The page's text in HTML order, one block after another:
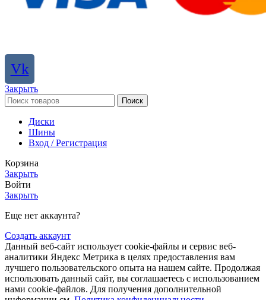
Vk
Закрыть
Поиск
Диски
Шины
Вход / Регистрация
Корзина
Закрыть
Войти
Закрыть
Еще нет аккаунта?
Создать аккаунт
Данный веб-сайт использует cookie-файлы и сервис веб-
аналитики Яндекс Метрика в целях предоставления вам
лучшего пользовательского опыта на нашем сайте. Продолжая
использовать данный сайт, вы соглашаетесь с использованием
нами cookie-файлов. Для получения дополнительной